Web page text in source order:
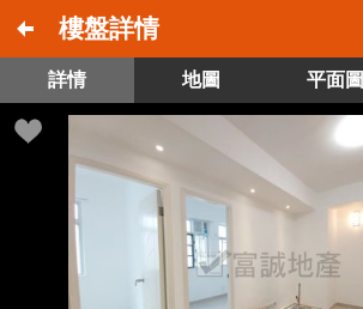
樓盤詳情
詳情 地圖 平面圖